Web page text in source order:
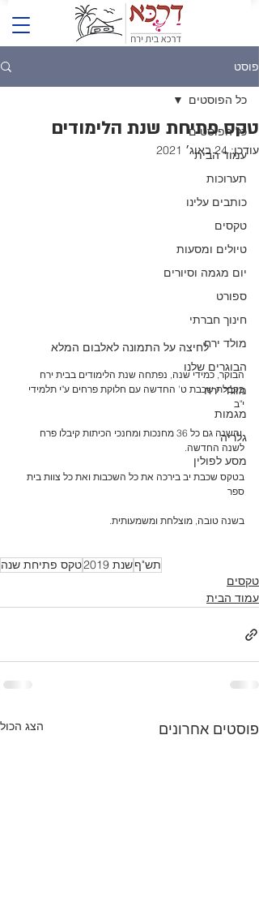
פוסט
כל הפוסטים
עמוד הבית
תערוכות
כותבים עלינו
טקסים
טיולים ומסעות
יום מגמה וסיורים
ספורט
חינוך חברתי
מולד ירח
הבוגרים שלנו
מולד ירח
מגמות
גלריה
מסע לפולין
כל הפוסטים
טקס פתיחת שנת הלימודים
עודכן:24 באוג׳ 2021
לחיצה על התמונה לאלבום המלא
הבוקר, כמידי שנה, נפתחה שנת הלימודים בבית ירח
בקבלת שכבת ט' החדשה עם חלוקת פרחים ע"י תלמידי
י"ב
והשנה גם כל 36 מחנכות ומחנכי הכיתות קיבלו פרח
לשנה החדשה.
בטקס שכבת יב בירכה את כל השכבות ואת כל צוות בית
ספר
בשנה טובה, מוצלחת ומשמעותית.
תש"ףשנת 2019
טקס פתיחת שנה
טקסים
עמוד הבית
פוסטים אחרונים הצג הכול